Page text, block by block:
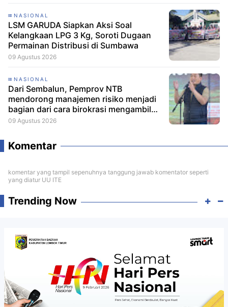
NASIONAL
LSM GARUDA Siapkan Aksi Soal
Kelangkaan LPG 3 Kg, Soroti Dugaan
Permainan Distribusi di Sumbawa
09 Agustus 2026
NASIONAL
Dari Sembalun, Pemprov NTB
mendorong manajemen risiko menjadi
bagian dari cara birokrasi mengambil
keputusan.
09 Agustus 2026
Komentar
komentar yang tampil sepenuhnya tanggung jawab komentator seperti
yang diatur UU ITE
Trending Now